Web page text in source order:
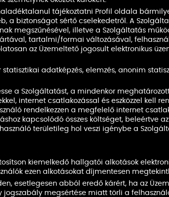
tájékoztatni Profil oldala
a biztonságot sértő cselekedetről. A
megszűnésével, illetve a Szolgáltatás
tartalmi/formai változásával,
az Üzemeltető jogosult elektronikus
adatképzés, elemzés, anonim
a Szolgáltatást, a mindenkor
internet csatlakozással és eszközzel kell
rendelkezzen a megfelelő internet
kapcsolódó összes költséget, beleértve
területileg hol veszi igénybe a
kiemelkedő hallgatói alkotások
ezen alkotásokat díjmentesen
esetlegesen abból eredő kárért, ha az
jogszabály megsértése miatt törli a